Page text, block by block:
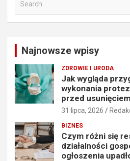
Najnowsze wpisy
ZDROWIE I URODA
Jak wygląda
wykonania
przed
31 lipca, 2026
BIZNES
Czym różni się
działalności
ogłoszenia